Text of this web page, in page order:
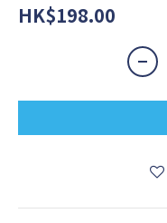
HK$198.00